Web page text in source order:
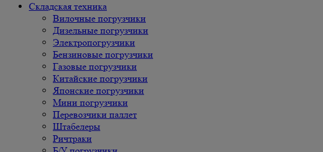
Складская техника
Вилочные погрузчики
Дизельные погрузчики
Электропогрузчики
Бензиновые погрузчики
Газовые погрузчики
Китайские погрузчики
Японские погрузчики
Мини погрузчики
Перевозчики паллет
Штабелеры
Ричтраки